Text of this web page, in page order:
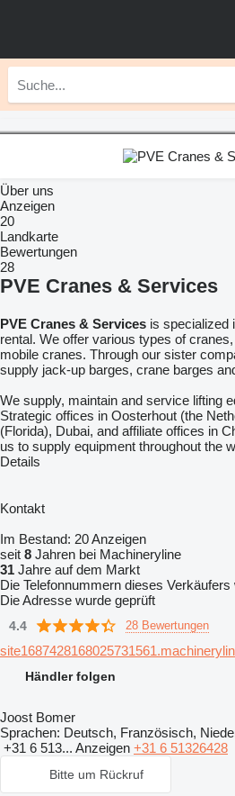
Über uns
Anzeigen
20
Landkarte
Bewertungen
28
PVE Cranes & Services
PVE Cranes & Services is specialized
rental. We offer various types of
mobile cranes. Through our sister
supply jack-up barges, crane barges
We supply, maintain and service lifting
Strategic offices in Oosterhout (the
(Florida), Dubai, and affiliate offices in
us to supply equipment throughout the
Details
Kontakt
Im Bestand: 20 Anzeigen
seit 8 Jahren bei Machineryline
31 Jahre auf dem Markt
Die Telefonnummern dieses Verkäufers
Die Adresse wurde geprüft
4.4 28 Bewertungen
Händler folgen
Joost Bomer
Sprachen: Deutsch, Französisch,
+31 6 513... Anzeigen +31 6 51326428
Bitte um Rückruf